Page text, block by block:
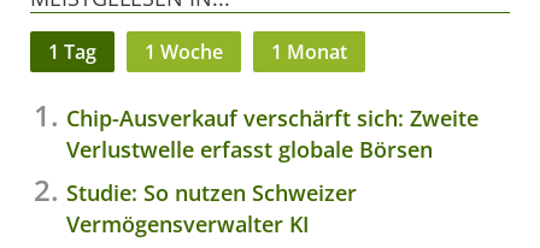
1 Tag 1 Woche 1 Monat
Chip-Ausverkauf verschärft sich: Zweite
Verlustwelle erfasst globale Börsen
Studie: So nutzen Schweizer
Vermögensverwalter KI